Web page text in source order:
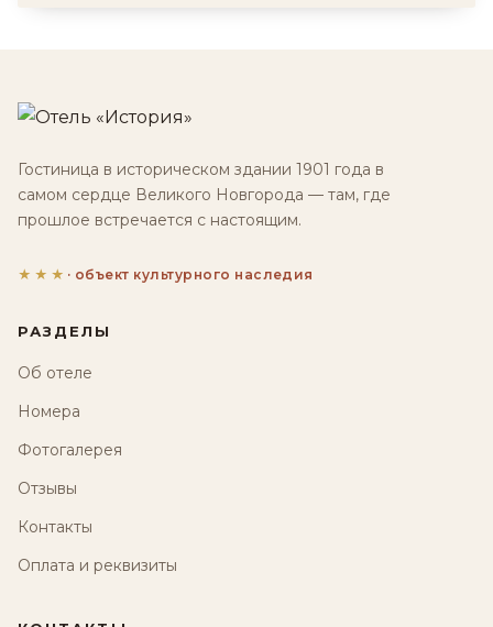
Гостиница в историческом здании 1901 года в
самом сердце Великого Новгорода — там, где
прошлое встречается с настоящим.
★★★ · объект культурного наследия
РАЗДЕЛЫ
Об отеле
Номера
Фотогалерея
Отзывы
Контакты
Оплата и реквизиты